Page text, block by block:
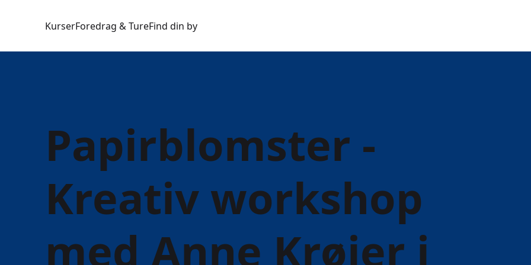
KurserForedrag & TureFind din by
Papirblomster -
Kreativ workshop
med Anne Krøjer i